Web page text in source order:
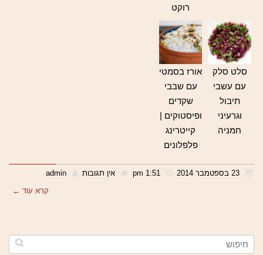
רוקט
סלט סלק
עם עשבי
תיבול
וגרעיני
חמניה
אורז בסמטי
עם שבבי
שקדים
ופיסטוקים |
קייטרינג
פלפלונים
אין תגובות
admin
קרא עוד ←